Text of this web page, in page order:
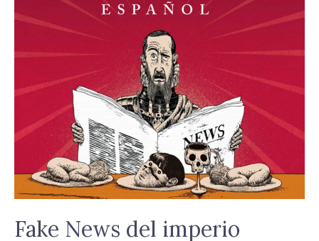
Fake News del imperio
News
–
Javier
Santamarta